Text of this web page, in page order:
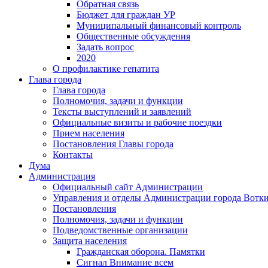
Обратная связь
Бюджет для граждан УР
Муниципальный финансовый контроль
Общественные обсуждения
Задать вопрос
2020
О профилактике гепатита
Глава города
Глава города
Полномочия, задачи и функции
Тексты выступлений и заявлений
Официальные визиты и рабочие поездки
Прием населения
Постановления Главы города
Контакты
Дума
Администрация
Официальный сайт Администрации
Управления и отделы Администрации города
Постановления
Полномочия, задачи и функции
Подведомственные организации
Защита населения
Гражданская оборона. Памятки
Сигнал Внимание всем